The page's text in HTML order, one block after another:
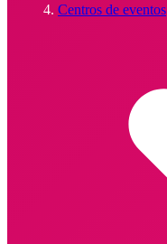
Centros de eventos